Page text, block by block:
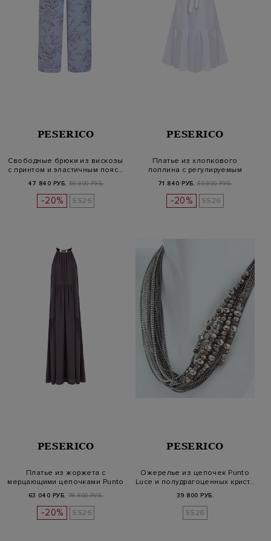
PESERICO
Свободные брюки из вискозы
с принтом и эластичным пояс…
47 840 РУБ. 59 800 РУБ.
-20% SS26
PESERICO
Платье из хлопкового
поплина с регулируемым
71 840 РУБ. 89 800 РУБ.
-20% SS26
PESERICO
Платье из жоржета с
мерцающими цепочками Punto
63 040 РУБ. 78 800 РУБ.
-20% SS26
PESERICO
Ожерелье из цепочек Punto
Luce и полудрагоценных крист…
39 800 РУБ.
SS26